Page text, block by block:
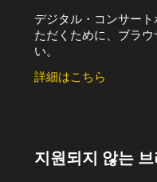
デジタル・コンサー
ただくために、ブラ
い。
詳細はこちら
지원되지 않는